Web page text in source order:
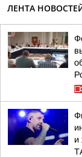
ЛЕНТА
и